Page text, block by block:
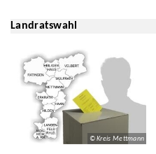
Landratswahl
© Kreis Mettmann